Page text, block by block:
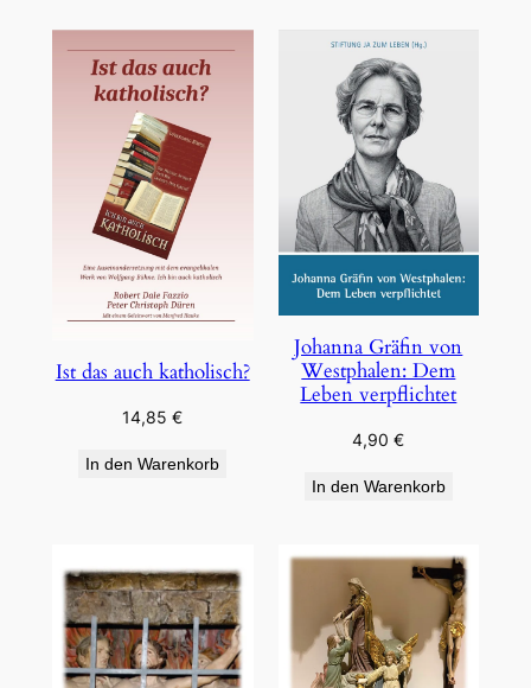
Ist das auch katholisch?
14,85€
In den Warenkorb
Johanna Gräfin von
Westphalen: Dem
Leben verpflichtet
4,90€
In den Warenkorb